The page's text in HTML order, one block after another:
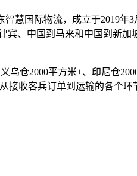
慧国际物流，成立于2019
、中国到马来和中国到新
仓2000平方米+、印尼仓
接收客兵订单到运输的各个